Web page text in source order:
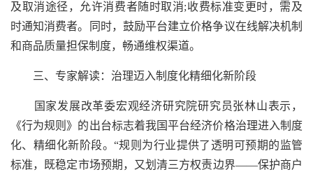
及取消途径，允许消费者随时取消;收费标准变更时，需及
时通知消费者。同时，鼓励平台建立价格争议在线解决机制
和商品质量担保制度，畅通维权渠道。
三、专家解读：治理迈入制度化精细化新阶段
国家发展改革委宏观经济研究院研究员张林山表示，
《行为规则》的出台标志着我国平台经济价格治理进入制度
化、精细化新阶段。“规则为行业提供了透明可预期的监管
标准，既稳定市场预期，又划清三方权责边界——保护商户